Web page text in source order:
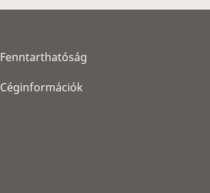
Fenntarthatóság
Céginformációk